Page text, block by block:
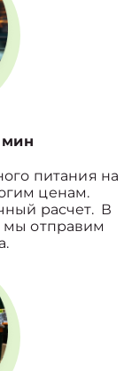
мин
питания на
ценам.
расчет. В
мы отправим